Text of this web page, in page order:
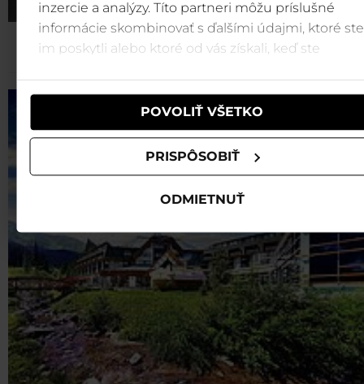
inzercie a analýzy. Títo partneri môžu príslušné
informácie skombinovať s ďalšími údajmi, ktoré ste
im poskytli alebo ktoré od vás získali, keď ste
POVOLIŤ VŠETKO
PRISPÔSOBIŤ
ODMIETNUŤ